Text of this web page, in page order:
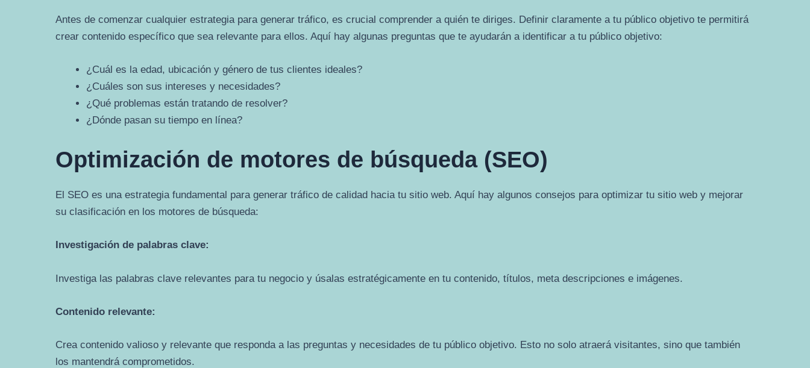
Antes de comenzar cualquier estrategia para generar tráfico, es crucial comprender a quién te diriges. Definir claramente a tu público objetivo te permitirá
crear contenido específico que sea relevante para ellos. Aquí hay algunas preguntas que te ayudarán a identificar a tu público objetivo:
¿Cuál es la edad, ubicación y género de tus clientes ideales?
¿Cuáles son sus intereses y necesidades?
¿Qué problemas están tratando de resolver?
¿Dónde pasan su tiempo en línea?
Optimización de motores de búsqueda (SEO)
El SEO es una estrategia fundamental para generar tráfico de calidad hacia tu sitio web. Aquí hay algunos consejos para optimizar tu sitio web y mejorar
su clasificación en los motores de búsqueda:
Investigación de palabras clave:
Investiga las palabras clave relevantes para tu negocio y úsalas estratégicamente en tu contenido, títulos, meta descripciones e imágenes.
Contenido relevante:
Crea contenido valioso y relevante que responda a las preguntas y necesidades de tu público objetivo. Esto no solo atraerá visitantes, sino que también
los mantendrá comprometidos.